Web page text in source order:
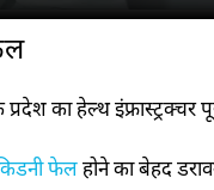
का हेल्थ इंफ्रास्ट्रक्चर
फेलहोने का बेहद